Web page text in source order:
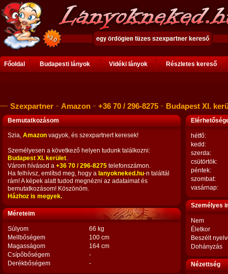
Főoldal Budapesti lányok Vidéki lányok Részletes kereső
Szexpartner Amazon +36 70 / 296-8275 Budapest XI.
Bemutatkozásom
Szia, Amazon vagyok, és szexpartnert keresek!
Személyesen a következő helyen tudunk találkozni:
Budapest XI. kerület.
Várom hívásod a +36 70 / 296-8275 telefonszámon.
Ha felhívsz, említsd meg, hogy a lanyokneked.hu-n találtál
rám! A képek alatt tudod megnézni az adataimat és
bemutatkozásom! Köszönöm.
Házhoz is megyek.
Méreteim
Súlyom
66 kg
Mellbőségem
100 cm
Magasságom
164 cm
Csípőbőségem
-
Derékbőségem
-
hétfő:
kedd:
szerda:
csütörtök:
péntek:
szombat:
vasárnap:
Személyes
Nem
Életkor
Beszélt
Dohányzás
Nézettség